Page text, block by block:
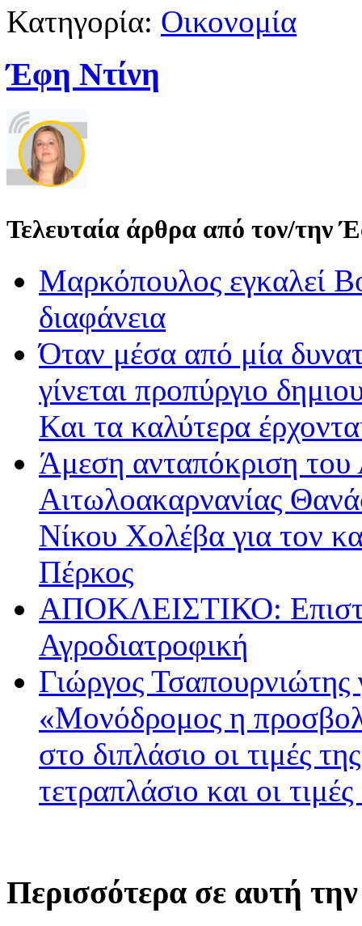
Κατηγορία: Οικονομία
Έφη Ντίνη
Τελευταία άρθρα από τον/την
Μαρκόπουλος εγκαλεί
διαφάνεια
Όταν μέσα από μία
γίνεται προπύργιο
Και τα καλύτερα
Άμεση ανταπόκριση του
Αιτωλοακαρνανίας
Νίκου Χολέβα για τον
Πέρκος
ΑΠΟΚΛΕΙΣΤΙΚΟ:
Αγροδιατροφική
Γιώργος
«Μονόδρομος η
στο διπλάσιο οι τιμές
τετραπλάσιο και οι
Περισσότερα σε αυτή